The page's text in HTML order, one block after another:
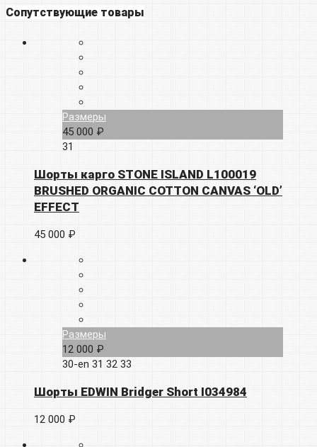
Сопутствующие товары
Размеры
45 000 ₽
31
Шорты карго STONE ISLAND L100019
BRUSHED ORGANIC COTTON CANVAS ‘OLD’
EFFECT
45 000 ₽
Размеры
12 000 ₽
30-en 31 32 33
Шорты EDWIN Bridger Short I034984
12 000 ₽